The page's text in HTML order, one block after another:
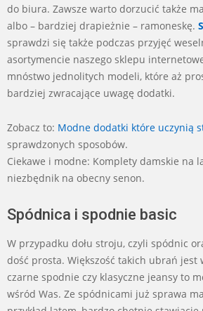
do biura. Zawsze warto dorzucić także
albo – bardziej drapieżnie – ramoneskę.
sprawdzi się także podczas przyjęć
asortymencie naszego sklepu
mnóstwo jednolitych modeli, które aż
bardziej zwracające uwagę dodatki.
Zobacz to: Modne dodatki które uczynią
sprawdzonych sposobów.
Ciekawe i modne: Komplety damskie na
niezbędnik na obecny senon.
Spódnica i spodnie basic
W przypadku dołu stroju, czyli spódnic
dość prosta. Większość takich ubrań jest
czarne spodnie czy klasyczne jeansy to
wśród Was. Ze spódnicami już sprawa